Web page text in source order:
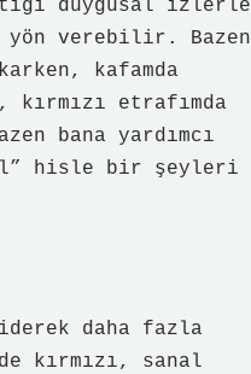
duygusal izlerle
verebilir. Bazen
kafamda
etrafımda
bana yardımcı
hisle bir şeyleri
daha fazla
kırmızı, sanal